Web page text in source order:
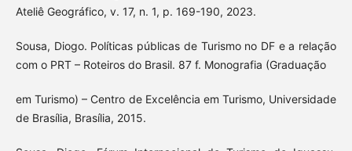
Ateliê Geográfico, v. 17, n. 1, p. 169-190, 2023.
Sousa, Diogo. Políticas públicas de Turismo no DF e a relação
com o PRT – Roteiros do Brasil. 87 f. Monografia (Graduação
em Turismo) – Centro de Excelência em Turismo, Universidade
de Brasília, Brasília, 2015.